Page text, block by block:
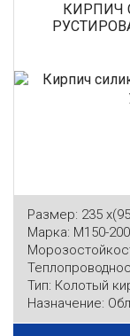
КИРПИЧ
Размер: 235
Марка: М150-200
Тип: Колотый
Назначение: